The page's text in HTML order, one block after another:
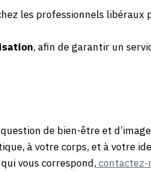
les professionnels libéraux
, afin de garantir un
de bien-être et
à votre corps, et à votre
vous correspond,contactez-